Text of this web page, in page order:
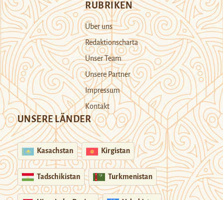
RUBRIKEN
Über uns
Redaktionscharta
Unser Team
Unsere Partner
Impressum
Kontakt
UNSERE LÄNDER
Kasachstan Kirgistan
Tadschikistan Turkmenistan